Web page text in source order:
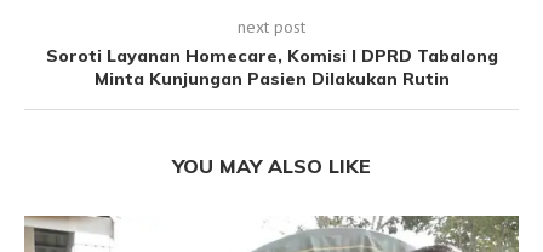
next post
Soroti Layanan Homecare, Komisi I DPRD Tabalong
Minta Kunjungan Pasien Dilakukan Rutin
YOU MAY ALSO LIKE